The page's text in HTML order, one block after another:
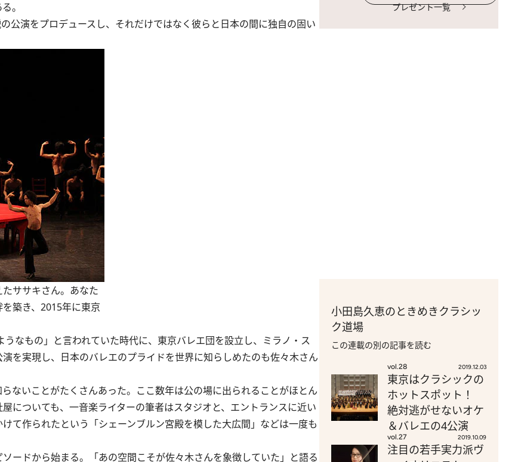
。
公演をプロデュースし、それだけではなく彼らと日本の間に独自の固い
ササキさん。あなた
築き、2015年に東京
なもの」と言われていた時代に、東京バレエ団を設立し、ミラノ・ス
を実現し、日本のバレエのプライドを世界に知らしめたのも佐々木さん
ないことがたくさんあった。ここ数年は公の場に出られることがほとん
についても、一音楽ライターの筆者はスタジオと、エントランスに近い
て作られたという「シェーンブルン宮殿を模した大広間」などは一度も
ードから始まる。「あの空間こそが佐々木さんを象徴していた」と語る
プレゼント一覧
小田島久恵のときめきクラシッ
ク道場
この連載の別の記事を読む
vol.28 2019.12.03
東京はクラシックの
ホットスポット！
絶対逃がせないオケ
＆バレエの4公演
vol.27 2019.10.09
注目の若手実力派ヴ